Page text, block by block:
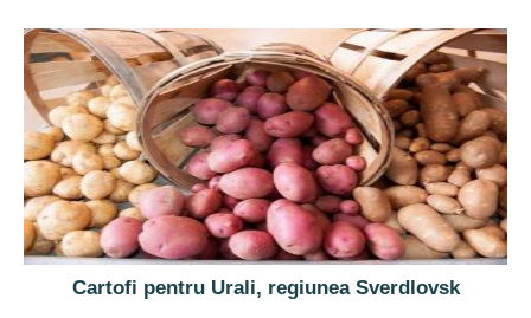
Cartofi pentru Urali, regiunea Sverdlovsk